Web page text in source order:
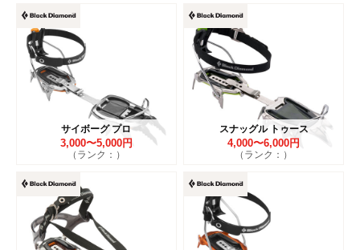
サイボーグ プロ
3,000〜5,000円
（ランク：）
スナッグル トゥース
4,000〜6,000円
（ランク：）